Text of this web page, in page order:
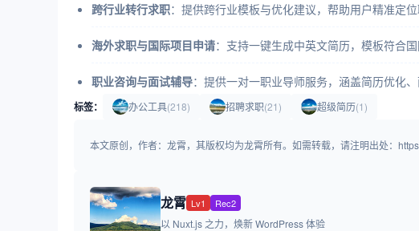
跨行业转行求职：提供跨行业模板与优化建议，帮助用户精准定
海外求职与国际项目申请：支持一键生成中英文简历，模板符合
职业咨询与面试辅导：提供一对一职业导师服务，涵盖简历优化
标签： 办公工具(218) 招聘求职(21) 超级简历(1)
本文原创，作者：龙霄，其版权均为龙霄所有。如需转载，请注明出处：
龙霄 Lv1 Rec2
以 Nuxt.js 之力，焕新 WordPress 体验